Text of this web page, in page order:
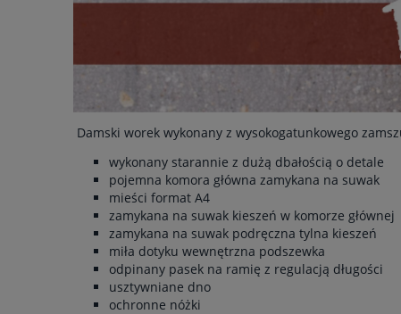
Damski worek wykonany z wysokogatunkowego
wykonany starannie z dużą dbałością o detale
pojemna komora główna zamykana na suwak
mieści format A4
zamykana na suwak kieszeń w komorze głównej
zamykana na suwak podręczna tylna kieszeń
miła dotyku wewnętrzna podszewka
odpinany pasek na ramię z regulacją długości
usztywniane dno
ochronne nóżki